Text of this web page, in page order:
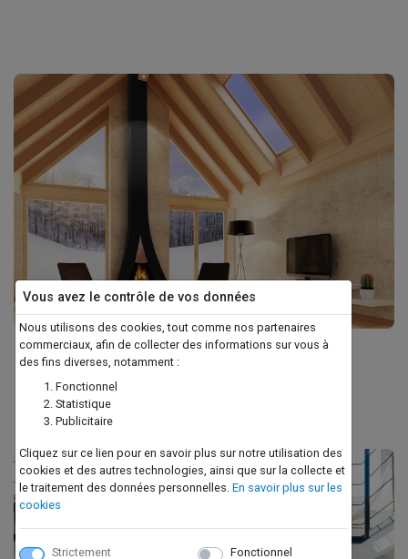
Vous avez le contrôle de vos données
Nous utilisons des cookies, tout comme nos partenaires
commerciaux, afin de collecter des informations sur vous à
des fins diverses, notamment :
Fonctionnel
Statistique
Publicitaire
Cliquez sur ce lien pour en savoir plus sur notre utilisation des
cookies et des autres technologies, ainsi que sur la collecte et
le traitement des données personnelles. En savoir plus sur les
cookies
Strictement
Fonctionnel
FINOPTIM - FLAMADUSTA